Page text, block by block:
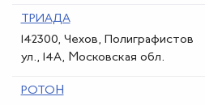
ТРИАДА
142300, Чехов, Полиграфистов
ул., 14А, Московская обл.
РОТОН